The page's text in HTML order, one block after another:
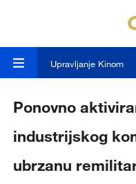
Upravljanje Kinom
Ponovno
industrijskog
ubrzanu